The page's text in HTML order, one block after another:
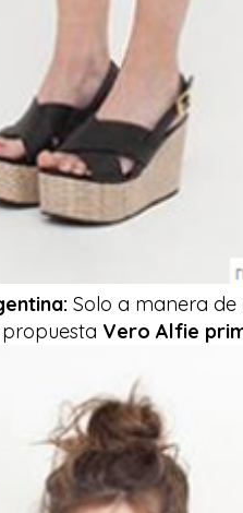
Solo a manera
Vero Alfie